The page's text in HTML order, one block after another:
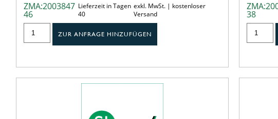
ZMA:2003847
46
Lieferzeit in Tagen
40
exkl. MwSt. | kostenloser
Versand
ZUR ANFRAGE HINZUFÜGEN
38